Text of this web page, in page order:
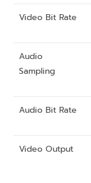
Video Bit Rate
Audio
Sampling
Audio Bit Rate
Video Output